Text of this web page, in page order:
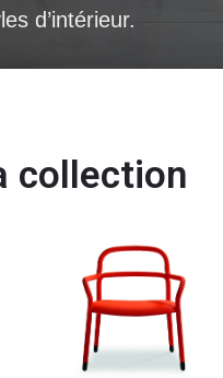
d’intérieur.
collection